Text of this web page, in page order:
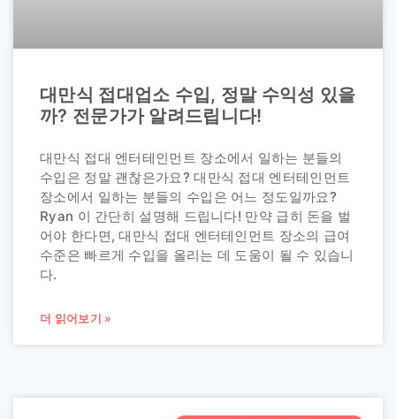
대만식 접대업소 수입, 정말 수익성 있을
까? 전문가가 알려드립니다!
대만식 접대 엔터테인먼트 장소에서 일하는 분들의
수입은 정말 괜찮은가요? 대만식 접대 엔터테인먼트
장소에서 일하는 분들의 수입은 어느 정도일까요?
Ryan 이 간단히 설명해 드립니다! 만약 급히 돈을 벌
어야 한다면, 대만식 접대 엔터테인먼트 장소의 급여
수준은 빠르게 수입을 올리는 데 도움이 될 수 있습니
다.
더 읽어보기 »